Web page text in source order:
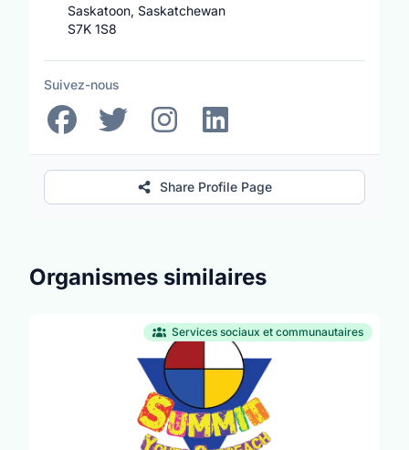
Saskatoon, Saskatchewan
S7K 1S8
Suivez-nous
Share Profile Page
Organismes similaires
Services sociaux et communautaires